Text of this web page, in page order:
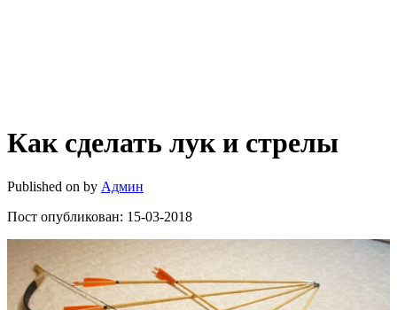
Как сделать лук и стрелы
Published on by Админ
Пост опубликован: 15-03-2018